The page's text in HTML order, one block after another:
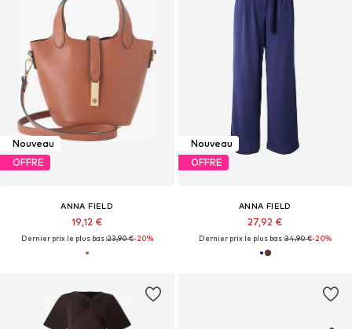
Nouveau
OFFRE
ANNA FIELD
19,12 €
Dernier prix le plus bas :23,90 €-20%
Nouveau
OFFRE
ANNA FIELD
27,92 €
Dernier prix le plus bas :34,90 €-20%